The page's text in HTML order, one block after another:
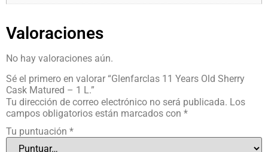
Valoraciones
No hay valoraciones aún.
Sé el primero en valorar “Glenfarclas 11 Years Old Sherry
Cask Matured – 1 L.”
Tu dirección de correo electrónico no será publicada. Los
campos obligatorios están marcados con *
Tu puntuación *